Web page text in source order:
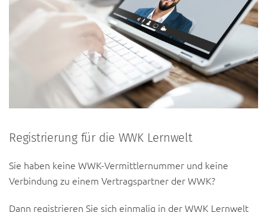
Registrierung für die WWK Lernwelt
Sie haben keine WWK-Vermittlernummer und keine
Verbindung zu einem Vertragspartner der WWK?
Dann registrieren Sie sich einmalig in der WWK Lernwelt